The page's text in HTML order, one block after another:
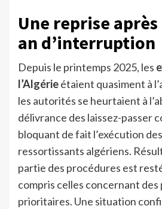
Une reprise après
an d’interruption
Depuis le printemps 2025, les
l’Algérieétaient quasiment à
les autorités se heurtaient à
délivrance des laissez-passer
bloquant de fait l’exécution
ressortissants algériens.
partie des procédures est
compris celles concernant des
prioritaires. Une situation